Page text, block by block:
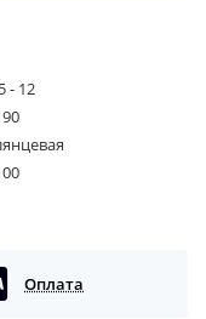
- 12
Оплата